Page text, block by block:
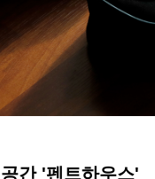
간 '펜트하우스'